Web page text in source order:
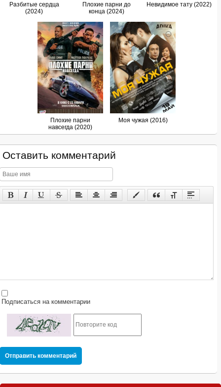
Разбитые сердца
(2024)
Плохие парни до
конца (2024)
Невидимое тату (2022)
Плохие парни
навсегда (2020)
Моя чужая (2016)
Оставить комментарий
на комментарии
Отправить комментарий